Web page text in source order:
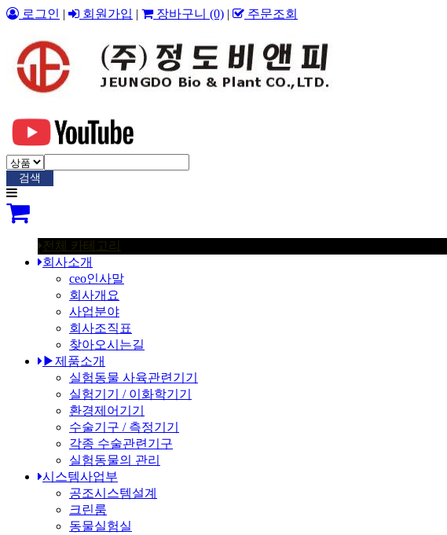
로그인 | 회원가입 | 장바구니 (0) | 주문조회
검색
전체 카테고리
회사소개
ceo인사말
회사개요
사업분야
회사조직표
찾아오시는길
▶제품소개
실험동물 사육관련기기
실험기기 / 이화학기기
환경제어기기
수술기구 / 측정기기
각종 수술관련기구
실험동물의 관리
시스템사업부
공조시스템설계
크린룸
동물실험실